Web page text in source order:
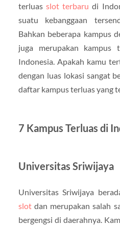
terluasslot terbaru di
suatu kebanggaan
Bahkan beberapa kampus
juga merupakan kampus
Indonesia. Apakah kamu
dengan luas lokasi sangat
daftar kampus terluas yang
7 Kampus Terluas di
Universitas Sriwijaya
Universitas Sriwijaya
slotdan merupakan salah
bergengsi di daerahnya.